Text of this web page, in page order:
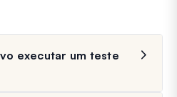
executar um teste